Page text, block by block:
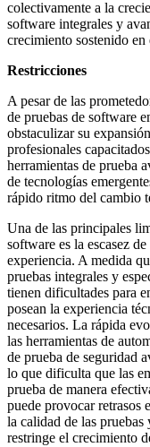
colectivamente a la
software integrales y
crecimiento sostenido
Restricciones
A pesar de las
de pruebas de software
obstaculizar su
profesionales
herramientas de prueba
de tecnologías
rápido ritmo del cambio
Una de las principales
software es la escasez
experiencia. A medida
pruebas integrales y
tienen dificultades para
posean la experiencia
necesarios. La rápida
las herramientas de
de prueba de seguridad
lo que dificulta que las
prueba de manera
puede provocar retrasos
la calidad de las
restringe el crecimiento